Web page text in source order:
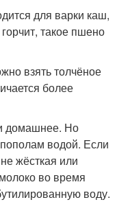
для варки каш,
такое пшено
взять толчёное
более
и домашнее. Но
водой. Если
жёсткая или
во время
воду.